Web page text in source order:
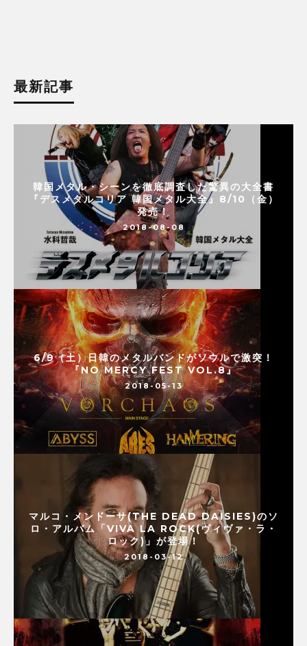
最新記事
韓国メタル・シーンを徹底調査した驚異の大全書
『デスメタルコリア 韓国メタル大全』8/10（金）
発売！
2018-08-08
6/9（土）日韓のメタルバンドがソウルで激突！
『NO MERCY FEST VOL.8』
2018-05-13
マルコ・メンドーサ(THE DEAD DAISIES)のソ
ロ・アルバム「VIVA LA ROCK(ヴィヴァ・ラ・
ロック)」が登場！
2018-03-12